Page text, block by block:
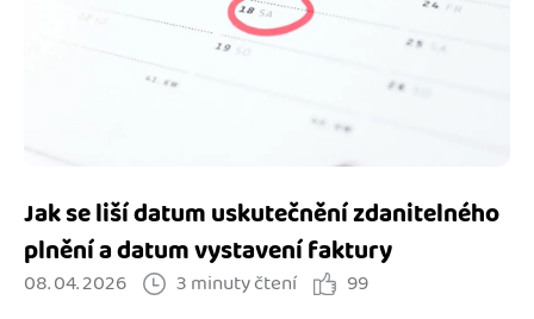
Spřátelené účetní
Katalog doplňků
Jak se vyznat ve fakturaci
Jak se liší datum uskutečnění zdanitelného
plnění a datum vystavení faktury
08. 04. 2026 3 minuty čtení 99